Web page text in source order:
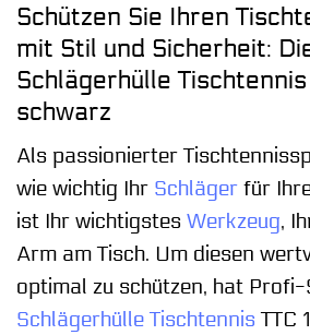
Schützen Sie Ihren
mit Stil und Sicherheit:
Schlägerhülle
schwarz
Als passionierter
wie wichtig Ihr Schläger für
ist Ihr wichtigstes Werkzeug,
Arm am Tisch. Um diesen
optimal zu schützen, hat
Schlägerhülle Tischtennis TTC